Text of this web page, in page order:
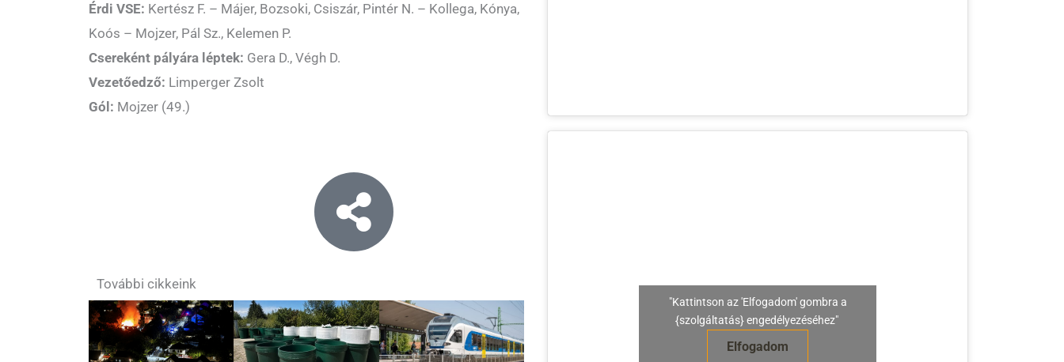
Érdi VSE: Kertész F. – Májer, Bozsoki, Csiszár, Pintér N. – Kollega, Kónya,
Koós – Mojzer, Pál Sz., Kelemen P.
Csereként pályára léptek: Gera D., Végh D.
Vezetőedző: Limperger Zsolt
Gól: Mojzer (49.)
További cikkeink
"Kattintson az 'Elfogadom' gombra a
{szolgáltatás} engedélyezéséhez"
Elfogadom